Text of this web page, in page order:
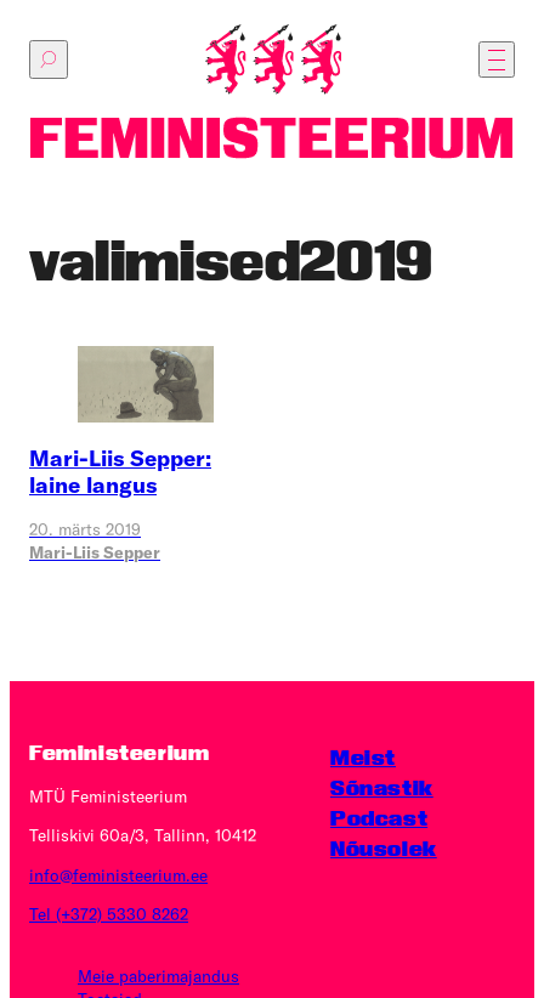
sisu
juurde
valimised2019
Mari-Liis Sepper:
laine langus
20. märts 2019
Mari-Liis Sepper
Feministeerium
MTÜ Feministeerium
Telliskivi 60a/3, Tallinn, 10412
info@feministeerium.ee
Tel (+372) 5330 8262
Meie paberimajandus
Meist
Sõnastik
Podcast
Nõusolek